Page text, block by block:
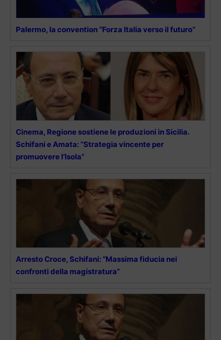
Palermo, la convention “Forza Italia verso il futuro”
Cinema, Regione sostiene le produzioni in Sicilia.
Schifani e Amata: “Strategia vincente per
promuovere l’Isola”
Arresto Croce, Schifani: “Massima fiducia nei
confronti della magistratura”